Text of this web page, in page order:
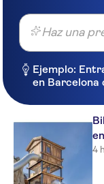
Haz una
Ejemplo:
en Barcelona
4